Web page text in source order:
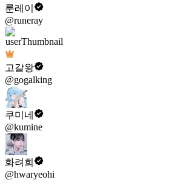
룬레이
@runeray
고갈왕
@gogalking
쿠미네
@kumine
화려희
@hwaryeohi